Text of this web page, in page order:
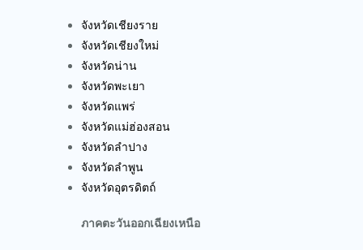
จังหวัดเชียงราย
จังหวัดเชียงใหม่
จังหวัดน่าน
จังหวัดพะเยา
จังหวัดแพร่
จังหวัดแม่ฮ่องสอน
จังหวัดลำปาง
จังหวัดลำพูน
จังหวัดอุตรดิตถ์
ภาคตะวันออกเฉียงเหนือ